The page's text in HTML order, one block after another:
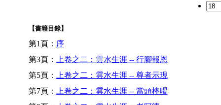
【書籍目錄】
第1頁： 序
第3頁：
上卷之二：雲水生涯 -- 行腳報恩
第5頁：
上卷之二：雲水生涯 -- 尊者示現
第7頁：
上卷之二：雲水生涯 -- 當頭棒喝